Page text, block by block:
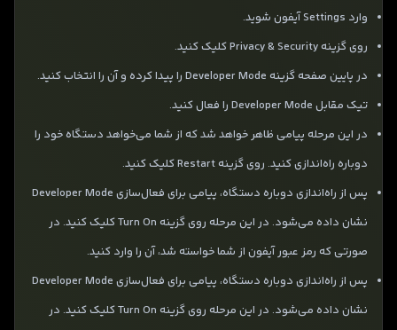
وارد Settings آیفون شوید.
روی گزینه Privacy & Security کلیک کنید.
در پایین صفحه گزینه Developer Mode را پیدا کرده و آن را انتخاب کنید.
تیک مقابل Developer Mode را فعال کنید.
در این مرحله پیامی ظاهر خواهد شد که از شما می‌خواهد دستگاه خود را
دوباره راه‌اندازی کنید. روی گزینه‌ Restart کلیک کنید.
پس از راه‌اندازی دوباره دستگاه، پیامی برای فعال‌سازی Developer Mode
نشان داده می‌شود. در این مرحله روی گزینه Turn On کلیک کنید. در
صورتی که رمز عبور آیفون از شما خواسته شد، آن را وارد کنید.
پس از راه‌اندازی دوباره دستگاه، پیامی برای فعال‌سازی Developer Mode
نشان داده می‌شود. در این مرحله روی گزینه Turn On کلیک کنید. در